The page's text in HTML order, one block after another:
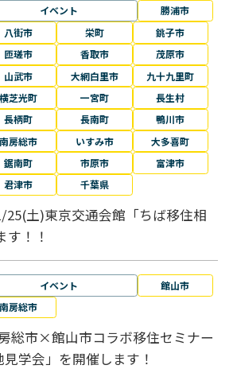
イベント
勝浦市
八街市
栄町
銚子市
匝瑳市
香取市
茂原市
山武市
大網白里市
九十九里町
横芝光町
一宮町
長生村
長柄町
長南町
鴨川市
南房総市
いすみ市
大多喜町
鋸南町
市原市
富津市
君津市
千葉県
25(土)東京交通会館「ちば移住相
！！
イベント
館山市
南房総市
総市×館山市コラボ移住セミナー
見学会」を開催します！